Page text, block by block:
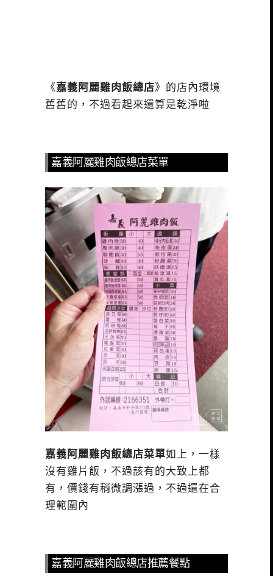
《嘉義阿麗雞肉飯總店》的店內環境
舊舊的，不過看起來還算是乾淨啦
嘉義阿麗雞肉飯總店菜單
嘉義阿麗雞肉飯總店菜單如上，一樣
沒有雞片飯，不過該有的大致上都
有，價錢有稍微調漲過，不過還在合
理範圍內
嘉義阿麗雞肉飯總店推薦餐點